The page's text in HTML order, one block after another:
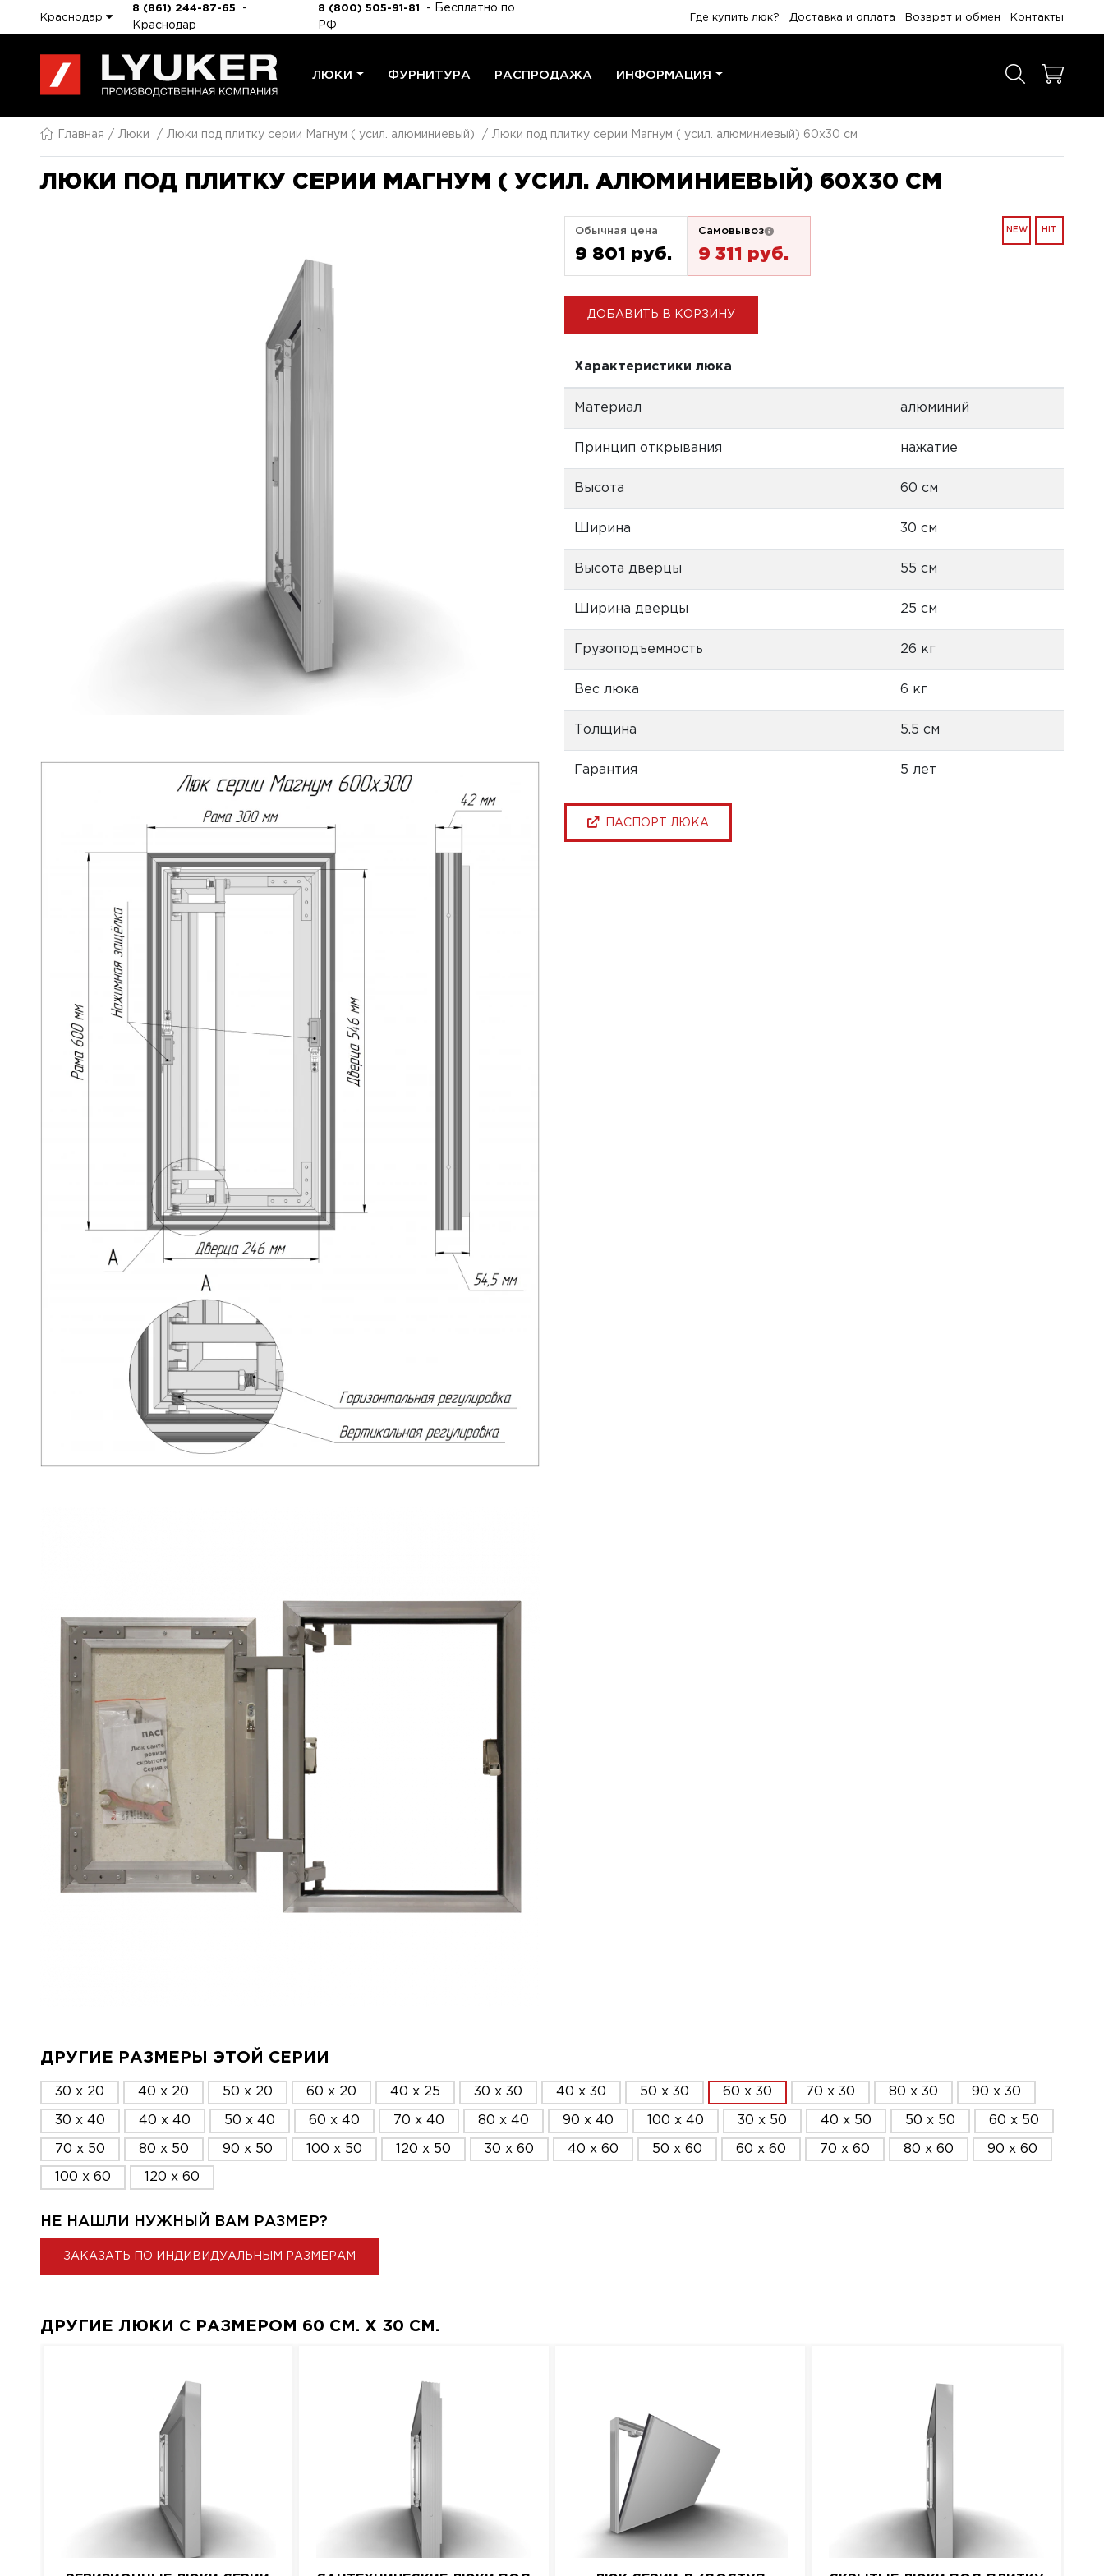
Краснодар
8 (861) 244-87-65
-
Краснодар
8 (800) 505-91-81
- Бесплатно по
РФ
Где купить люк? Доставка и оплата Возврат и обмен Контакты
ЛЮКИ ФУРНИТУРА РАСПРОДАЖА ИНФОРМАЦИЯ
Главная Люки Люки под плитку серии Магнум ( усил. алюминиевый) Люки под плитку серии Магнум ( усил. алюминиевый) 60x30 см
ЛЮКИ ПОД ПЛИТКУ СЕРИИ МАГНУМ ( УСИЛ. АЛЮМИНИЕВЫЙ) 60X30 СМ
Обычная цена
9 801 pуб.
Самовывоз
9 311 pуб.
NEW HIT
ДОБАВИТЬ В КОРЗИНУ
Характеристики люка
Материал алюминий
Принцип открывания нажатие
Высота 60 см
Ширина 30 см
Высота дверцы 55 см
Ширина дверцы 25 см
Грузоподъемность 26 кг
Вес люка 6 кг
Толщина 5.5 см
Гарантия 5 лет
ПАСПОРТ ЛЮКА
ДРУГИЕ РАЗМЕРЫ ЭТОЙ СЕРИИ
30 x 20 40 x 20 50 x 20 60 x 20 40 x 25 30 x 30 40 x 30 50 x 30 60 x 30 70 x 30 80 x 30 90 x 30
30 x 40 40 x 40 50 x 40 60 x 40 70 x 40 80 x 40 90 x 40 100 x 40 30 x 50 40 x 50 50 x 50 60 x 50
70 x 50 80 x 50 90 x 50 100 x 50 120 x 50 30 x 60 40 x 60 50 x 60 60 x 60 70 x 60 80 x 60 90 x 60
100 x 60 120 x 60
НЕ НАШЛИ НУЖНЫЙ ВАМ РАЗМЕР?
ЗАКАЗАТЬ ПО ИНДИВИДУАЛЬНЫМ РАЗМЕРАМ
ДРУГИЕ ЛЮКИ С РАЗМЕРОМ 60 СМ. X 30 СМ.